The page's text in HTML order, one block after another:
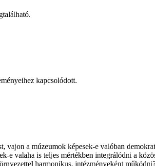
kapcsolódott.
a múzeumok képesek-e valóban
valaha is teljes mértékben integrálódni a
harmonikus, intézményeként